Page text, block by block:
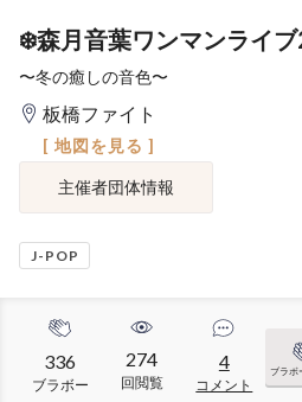
❄️森月音葉ワンマンライ
〜冬の癒しの音色〜
板橋ファイト
[ 地図を見る ]
主催者団体情報
J-POP
336
ブラボー
274
回閲覧
4
コメント
ブラボ